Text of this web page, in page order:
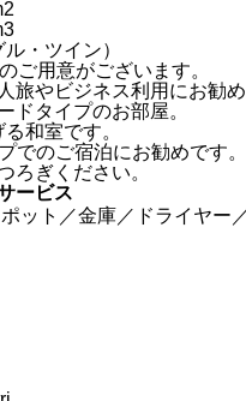
・ツイン）
ご用意がございます。
旅やビジネス利用にお勧め
ドタイプのお部屋。
和室です。
でのご宿泊にお勧めです。
ろぎください。
ービス
ト／金庫／ドライヤ